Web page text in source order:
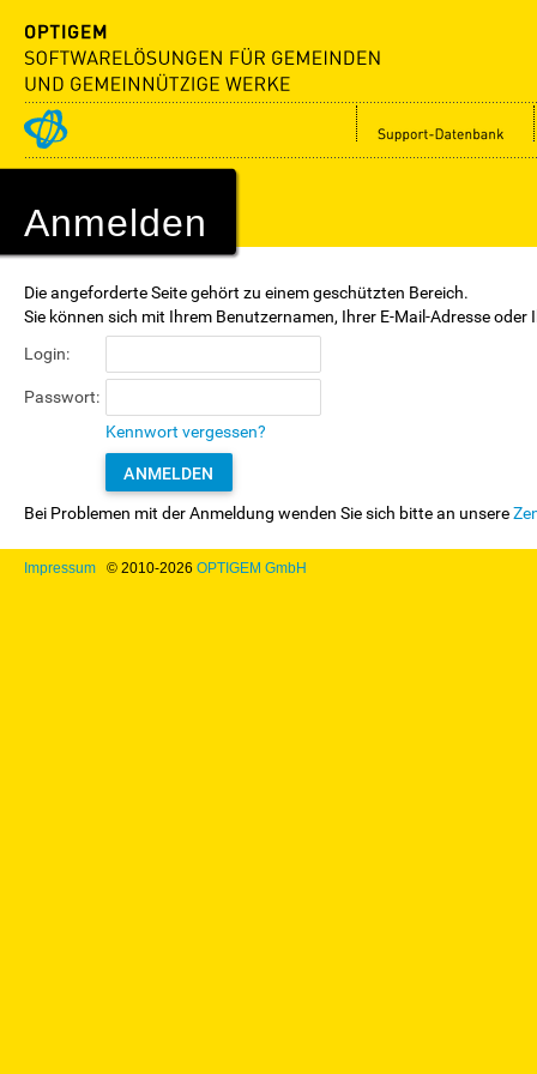
Die angeforderte Seite gehört zu einem geschützten Bereich.
Sie können sich mit Ihrem Benutzernamen, Ihrer E-Mail-Adresse
Login:
Passwort:
Kennwort vergessen?
ANMELDEN
Bei Problemen mit der Anmeldung wenden Sie sich bitte an unsere
Anmelden
Impressum © 2010-2026 OPTIGEM GmbH